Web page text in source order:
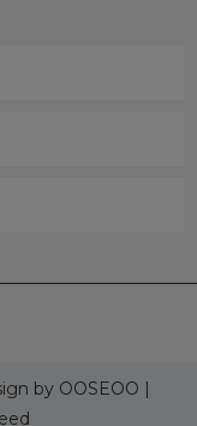
by OOSEOO |